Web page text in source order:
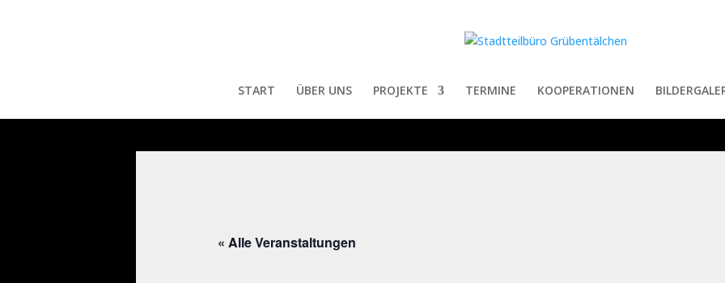
START ÜBER UNS PROJEKTE TERMINE KOOPERATIONEN
« Alle Veranstaltungen